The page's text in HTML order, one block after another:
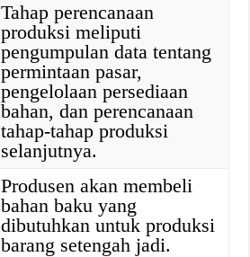
Tahap perencanaan
produksi meliputi
pengumpulan data tentang
permintaan pasar,
pengelolaan persediaan
bahan, dan perencanaan
tahap-tahap produksi
selanjutnya.
Produsen akan membeli
bahan baku yang
dibutuhkan untuk produksi
barang setengah jadi.